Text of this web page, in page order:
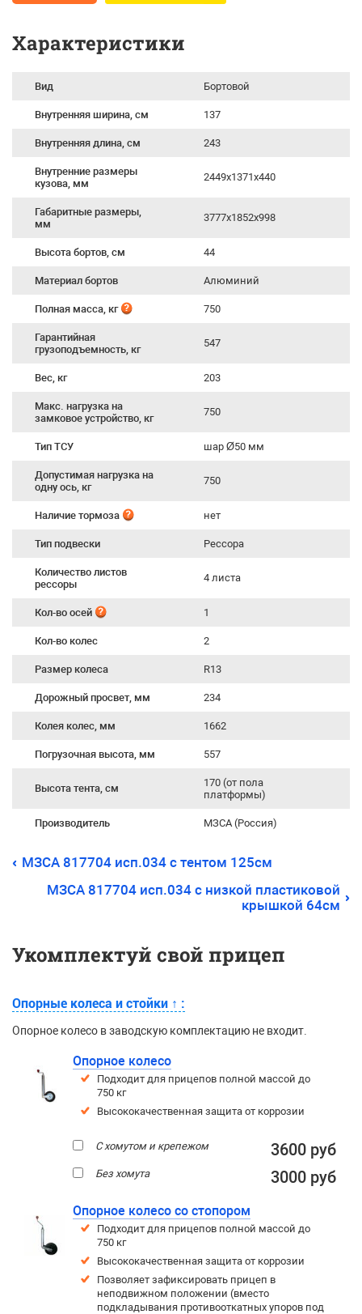
Характеристики
Вид Бортовой
Внутренняя ширина, см 137
Внутренняя длина, см 243
Внутренние размеры
кузова, мм
2449x1371x440
Габаритные размеры,
мм
3777х1852х998
Высота бортов, см 44
Материал бортов Алюминий
Полная масса, кг 750
Гарантийная
грузоподъемность, кг
547
Вес, кг 203
Макс. нагрузка на
замковое устройство, кг
750
Тип ТСУ шар Ø50 мм
Допустимая нагрузка на
одну ось, кг
750
Наличие тормоза нет
Тип подвески Рессора
Количество листов
рессоры
4 листа
Кол-во осей 1
Кол-во колес 2
Размер колеса R13
Дорожный просвет, мм 234
Колея колес, мм 1662
Погрузочная высота, мм 557
Высота тента, см
170 (от пола
платформы)
Производитель МЗСА (Россия)
МЗСА 817704 исп.034 с тентом 125см
МЗСА 817704 исп.034 с низкой пластиковой
крышкой 64см
Укомплектуй свой прицеп
Опорные колеса и стойки ↑ :
Опорное колесо в заводскую комплектацию не входит.
Опорное колесо
Подходит для прицепов полной массой до
750 кг
Высококачественная защита от коррозии
С хомутом и крепежом 3600 руб
Без хомута 3000 руб
Опорное колесо со стопором
Подходит для прицепов полной массой до
750 кг
Высококачественная защита от коррозии
Позволяет зафиксировать прицеп в
неподвижном положении (вместо
подкладывания противооткатных упоров под